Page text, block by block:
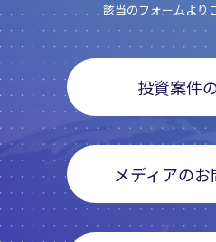
該当のフォームより
投資案件
メディアの